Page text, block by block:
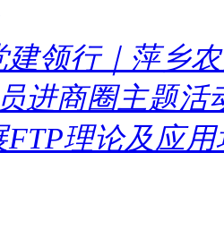
建领行｜萍乡
进商圈主题活
FTP理论及应用